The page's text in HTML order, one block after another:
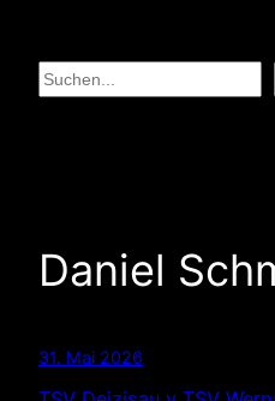
Inhalt
springen
Suchen
Daniel
31. Mai 2026